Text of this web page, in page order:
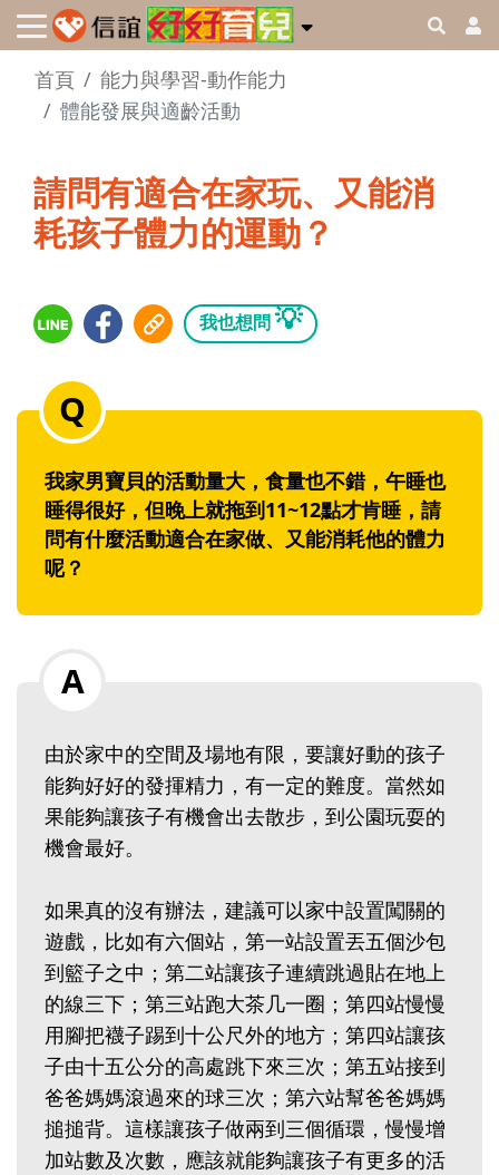
首頁
能力與學習-動作能力
體能發展與適齡活動
請問有適合在家玩、又能消
耗孩子體力的運動？
我也想問 💡
我家男寶貝的活動量大，食量也不錯，午睡也
睡得很好，但晚上就拖到11~12點才肯睡，請
問有什麼活動適合在家做、又能消耗他的體力
呢？
由於家中的空間及場地有限，要讓好動的孩子
能夠好好的發揮精力，有一定的難度。當然如
果能夠讓孩子有機會出去散步，到公園玩耍的
機會最好。
如果真的沒有辦法，建議可以家中設置闖關的
遊戲，比如有六個站，第一站設置丟五個沙包
到籃子之中；第二站讓孩子連續跳過貼在地上
的線三下；第三站跑大茶几一圈；第四站慢慢
用腳把襪子踢到十公尺外的地方；第四站讓孩
子由十五公分的高處跳下來三次；第五站接到
爸爸媽媽滾過來的球三次；第六站幫爸爸媽媽
搥搥背。這樣讓孩子做兩到三個循環，慢慢增
加站數及次數，應該就能夠讓孩子有更多的活